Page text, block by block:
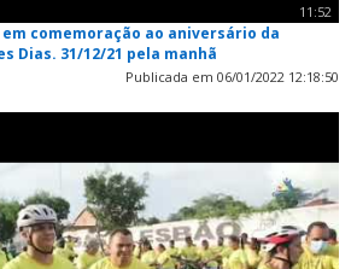
11:52
comemoração ao aniversário da
Dias. 31/12/21 pela manhã
Publicada em 06/01/2022 12:18:50